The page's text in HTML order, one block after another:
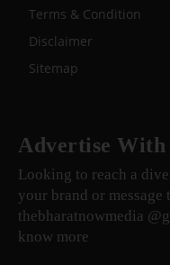
Terms & Condition
Disclaimer
Sitemap
Advertise With
Looking to reach a
your brand or message
thebharatnowmedia
know more